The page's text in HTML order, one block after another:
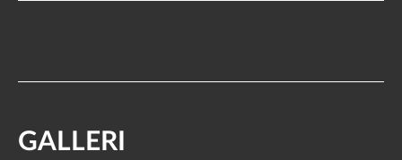
GALLERI